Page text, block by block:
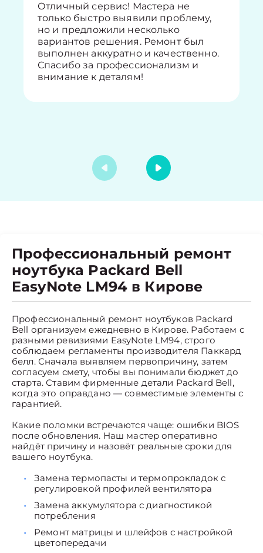
Отличный сервис! Мастера не
только быстро выявили проблему,
но и предложили несколько
вариантов решения. Ремонт был
выполнен аккуратно и качественно.
Спасибо за профессионализм и
внимание к деталям!
Профессиональный ремонт
ноутбука Packard Bell
EasyNote LM94 в Кирове
Профессиональный ремонт ноутбуков Packard
Bell организуем ежедневно в Кирове. Работаем с
разными ревизиями EasyNote LM94, строго
соблюдаем регламенты производителя Паккард
белл. Сначала выявляем первопричину, затем
согласуем смету, чтобы вы понимали бюджет до
старта. Ставим фирменные детали Packard Bell,
когда это оправдано — совместимые элементы с
гарантией.
Какие поломки встречаются чаще: ошибки BIOS
после обновления. Наш мастер оперативно
найдёт причину и назовёт реальные сроки для
вашего ноутбука.
Замена термопасты и термопрокладок с
регулировкой профилей вентилятора
Замена аккумулятора с диагностикой
потребления
Ремонт матрицы и шлейфов с настройкой
цветопередачи